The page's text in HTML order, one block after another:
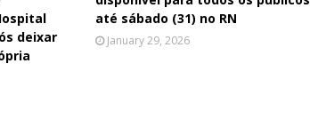
deixar
até sábado (31) no RN
January 29, 2026